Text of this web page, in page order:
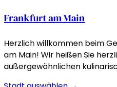
Frankfurt am Main
Herzlich willkommen beim
am Main! Wir heißen Sie
außergewöhnlichen